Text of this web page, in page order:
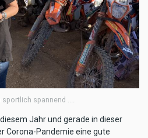
spannend ....
Jahr und gerade in dieser
Corona-Pandemie eine gute